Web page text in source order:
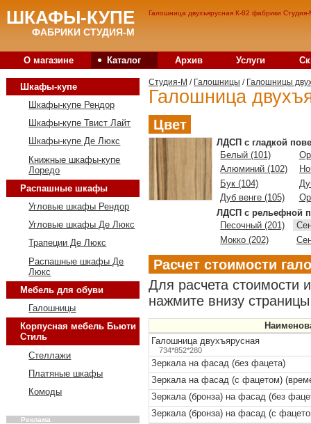
Галошница двухъярусная К-82 фабрики
ШКАФЫ-КУПЕ
ФАБРИКИ СТУДИЯ-М
О магазине • Каталог Архив Услуги
Студия-M / Галошницы / Галошницы
Галошница
Цвет
ЛДСП с гладкой
Белый (101)
Алюминий (102)
Бук (104)
Дуб венге (105)
ЛДСП с рельефной
Песочный (201)
Мокко (202)
Расчет стоимости
Для расчета стоимости
нажмите внизу
Галошница двухъярусная
734*852*280
Зеркала на фасад (без фацета)
Зеркала на фасад (с фацетом)
Зеркала (бронза) на фасад (без
Зеркала (бронза) на фасад (с
Шкафы-купе
Шкафы-купе Рендор
Шкафы-купе Твист Лайт
Шкафы-купе Де Люкс
Книжные шкафы-купе
Лоредо
Распашные шкафы
Угловые шкафы Рендор
Угловые шкафы Де Люкс
Трапеции Де Люкс
Распашные шкафы Де
Люкс
Мебель для обуви
Галошницы
Корпусная мебель Бьюти
Стиль
Стеллажи
Платяные шкафы
Комоды
Реклама